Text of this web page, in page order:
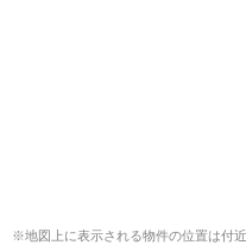
※地図上に表示される物件の位置は付